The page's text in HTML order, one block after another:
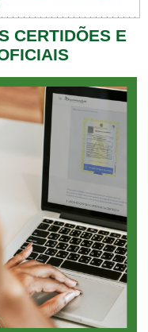
CERTIDÕES E